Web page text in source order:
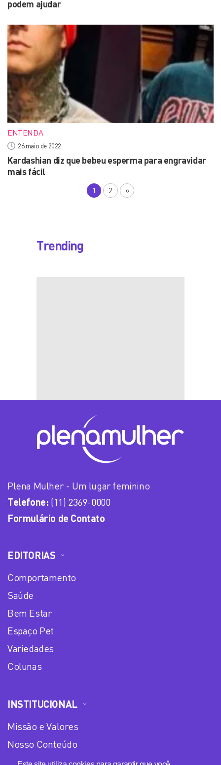
podem ajudar
ENTENDA
26 maio de 2022
Kardashian diz que bebeu esperma para engravidar
mais fácil
1 2 »
Trending
Plena Mulher - Um lugar feminino
Telefone: (11) 2369-0000
Formulário de Contato
EDITORIAS
Comportamento
Saúde
Bem Estar
Espaço Pet
Variedades
Colunas
INSTITUCIONAL
Missão e Valores
Nosso Conteúdo
Equipe